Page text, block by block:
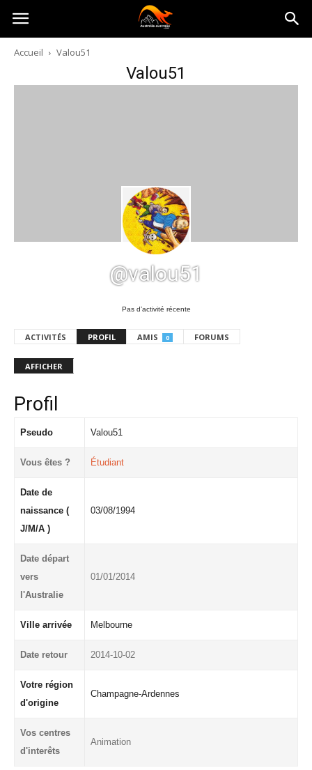
Australia-
australie.com
Accueil Valou51
Valou51
@valou51
Pas d’activité récente
ACTIVITÉS PROFIL AMIS 0 FORUMS
AFFICHER
Profil
Pseudo Valou51
Vous êtes ? Étudiant
Date de
naissance (
J/M/A )
03/08/1994
Date départ
vers
l'Australie
01/01/2014
Ville arrivée Melbourne
Date retour 2014-10-02
Votre région
d'origine
Champagne-Ardennes
Vos centres
d'interêts
Animation